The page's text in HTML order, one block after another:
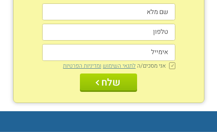
אני מסכים/ה לתנאי השימוש ומדיניות הפרטיות
שלח